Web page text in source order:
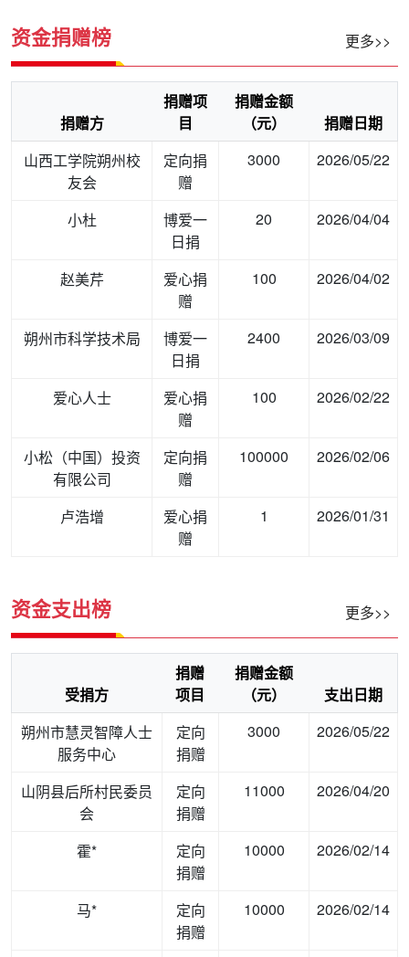
资金捐赠榜 更多>>
捐赠方
捐赠项
目
捐赠金额
（元）
捐赠日期
山西工学院朔州校
友会
定向捐
赠
3000 2026/05/22
小杜
博爱一
日捐
20 2026/04/04
赵美芹
爱心捐
赠
100 2026/04/02
朔州市科学技术局
博爱一
日捐
2400 2026/03/09
爱心人士
爱心捐
赠
100 2026/02/22
小松（中国）投资
有限公司
定向捐
赠
100000 2026/02/06
卢浩增
爱心捐
赠
1 2026/01/31
资金支出榜 更多>>
受捐方
捐赠
项目
捐赠金额
（元）
支出日期
朔州市慧灵智障人士
服务中心
定向
捐赠
3000 2026/05/22
山阴县后所村民委员
会
定向
捐赠
11000 2026/04/20
霍*
定向
捐赠
10000 2026/02/14
马*
定向
捐赠
10000 2026/02/14